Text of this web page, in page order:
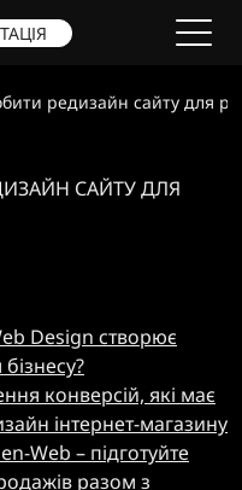
редизайн сайту для
САЙТУ ДЛЯ
Design створює
конверсій, які має
інтернет-магазину
Web – підготуйте
разом з